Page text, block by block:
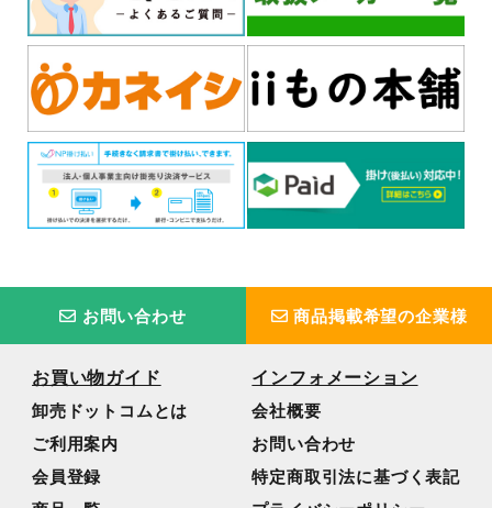
お問い合わせ 商品掲載希望の企業様
お買い物ガイド
卸売ドットコムとは
ご利用案内
会員登録
インフォメーション
会社概要
お問い合わせ
特定商取引法に基づく表記